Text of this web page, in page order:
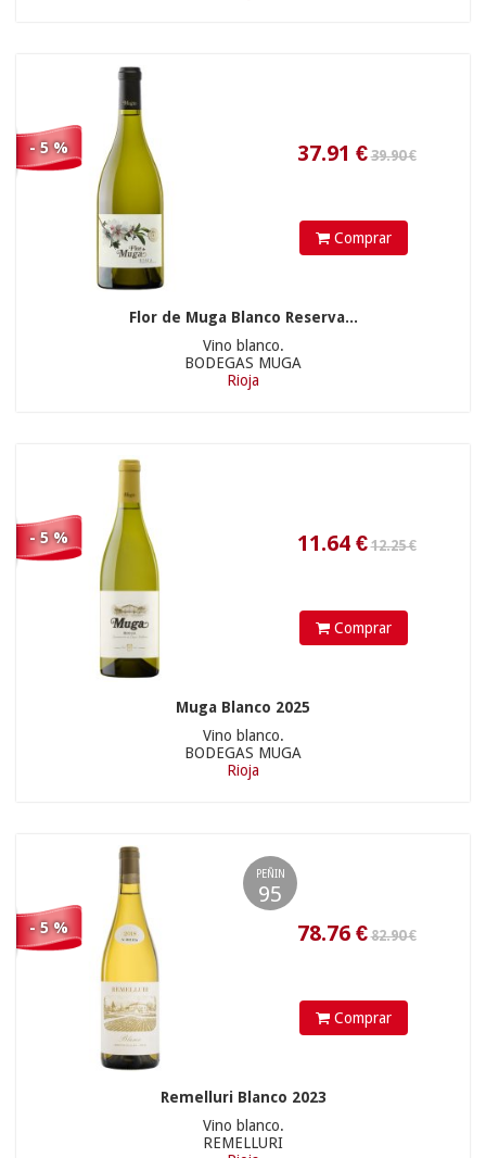
- 5 %
Comprar
Flor de Muga Blanco Reserva...
Vino blanco.
BODEGAS MUGA
Rioja
- 5 %
Comprar
Muga Blanco 2025
Vino blanco.
BODEGAS MUGA
Rioja
- 5 %
PEÑIN
95
Comprar
Remelluri Blanco 2023
Vino blanco.
REMELLURI
30.3 €
30.90 €